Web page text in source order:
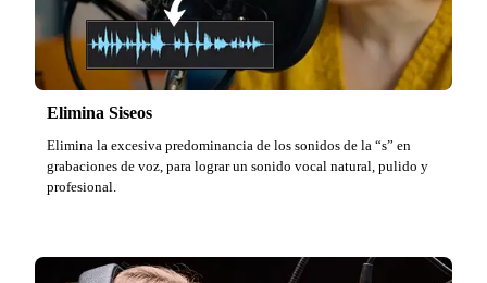
Elimina Siseos
Elimina la excesiva predominancia de los sonidos de la “s” en
grabaciones de voz, para lograr un sonido vocal natural, pulido y
profesional.